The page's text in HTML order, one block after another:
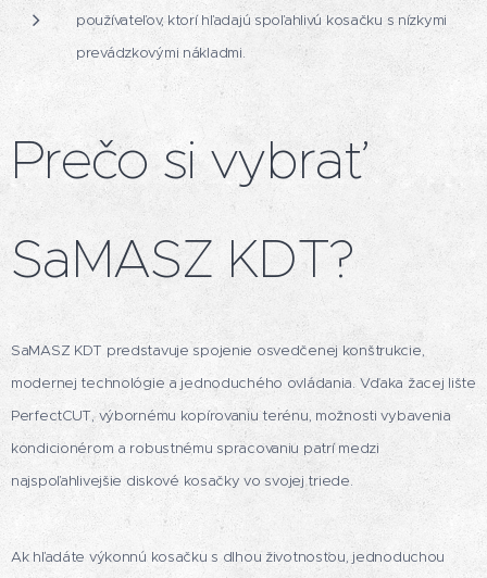
používateľov, ktorí hľadajú spoľahlivú kosačku s nízkymi
prevádzkovými nákladmi.
Prečo si vybrať
SaMASZ KDT?
SaMASZ KDT predstavuje spojenie osvedčenej konštrukcie,
modernej technológie a jednoduchého ovládania. Vďaka žacej lište
PerfectCUT, výbornému kopírovaniu terénu, možnosti vybavenia
kondicionérom a robustnému spracovaniu patrí medzi
najspoľahlivejšie diskové kosačky vo svojej triede.
Ak hľadáte výkonnú kosačku s dlhou životnosťou, jednoduchou